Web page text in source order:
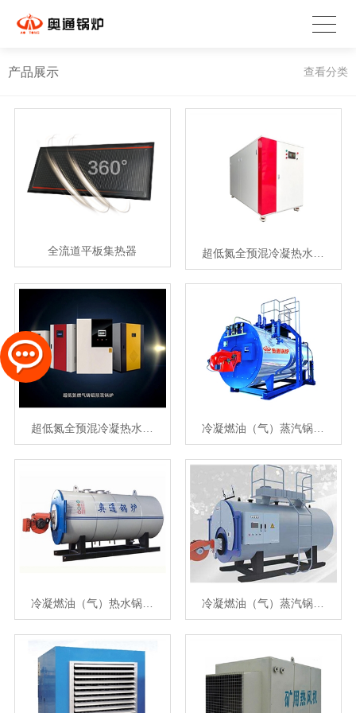
产品展示 查看分类
全流道平板集热器 超低氮全预混冷凝热水…
超低氮全预混冷凝热水… 冷凝燃油（气）蒸汽锅…
冷凝燃油（气）热水锅… 冷凝燃油（气）蒸汽锅…